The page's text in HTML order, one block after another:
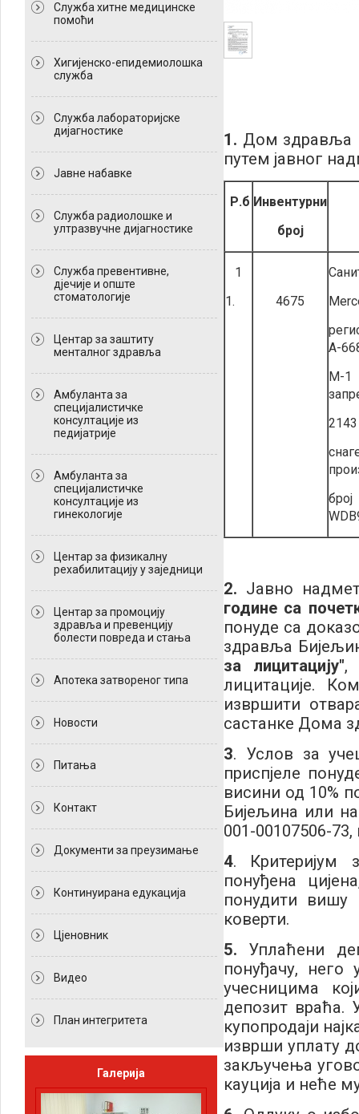
Служба хитне медицинске
помоћи
Хигијенско-епидемиолошка
служба
Служба лабораторијске
дијагностике
Јавне набавке
Служба радиолошке и
ултразвучне дијагностике
Служба превентивне,
дјечије и опште
стоматологије
Центар за заштиту
менталног здравља
Амбуланта за
специјалистичке
консултације из
педијатрије
Амбуланта за
специјалистичке
консултације из
гинекологије
Центар за физикалну
рехабилитацију у заједници
Центар за промоцију
здравља и превенцију
болести повреда и стања
Апотека затвореног типа
Новости
Питања
Контакт
Документи за преузимање
Континуирана едукација
Цјеновник
Видео
План интегритета
Галерија
1. Дом здравља
путем јавног
Р.б Инвентурни
број
1
1.
4675
А-
М-1
2. Јавно
године са
понуде са
здравља
за лицитацију",
лицитације.
извршити
састанке Дома
3. Услов за
приспјеле
висини од 10%
Бијељина или
001-00107506-
4. Критеријум
понуђена
понудити вишу
коверти.
5. Уплаћени
понуђачу,
учесницима
депозит враћа.
купопродаји
изврши уплату
закључења
кауција и неће